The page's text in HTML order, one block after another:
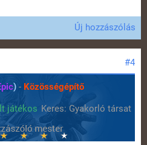
Új hozzászólás
#4
)- Közösségépítő
játékos Keres: Gyakorló társat